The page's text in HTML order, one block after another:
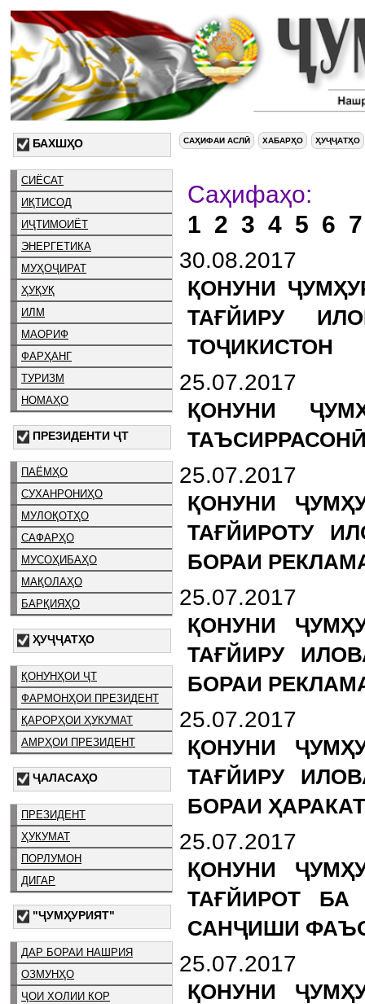
БАХШҲО
СИЁСАТ
ИҚТИСОД
ИҶТИМОИЁТ
ЭНЕРГЕТИКА
МУҲОҶИРАТ
ҲУҚУҚ
ИЛМ
МАОРИФ
ФАРҲАНГ
ТУРИЗМ
НОМАҲО
ПРЕЗИДЕНТИ ҶТ
ПАЁМҲО
СУХАНРОНИҲО
МУЛОҚОТҲО
САФАРҲО
МУСОҲИБАҲО
МАҚОЛАҲО
БАРҚИЯҲО
ҲУҶҶАТҲО
ҚОНУНҲОИ ҶТ
ФАРМОНҲОИ ПРЕЗИДЕНТ
ҚАРОРҲОИ ҲУКУМАТ
АМРҲОИ ПРЕЗИДЕНТ
ҶАЛАСАҲО
ПРЕЗИДЕНТ
ҲУКУМАТ
ПОРЛУМОН
ДИГАР
"ҶУМҲУРИЯТ"
ДАР БОРАИ НАШРИЯ
ОЗМУНҲО
ҶОИ ХОЛИИ КОР
САҲИФАИ АСЛӢ ХАБАРҲО ҲУҶҶАТҲО
1 2 3 4 5 6 7
30.08.2017
ҚОНУНИ
ТАҒЙИРУ
ТОҶИКИСТОН
25.07.2017
ҚОНУНИ
25.07.2017
ҚОНУНИ
ТАҒЙИРОТУ
БОРАИ
25.07.2017
ҚОНУНИ
ТАҒЙИРУ
БОРАИ
25.07.2017
ҚОНУНИ
ТАҒЙИРУ
БОРАИ
25.07.2017
ҚОНУНИ
ТАҒЙИРОТ БА
САНҶИШИ
25.07.2017
ҚОНУНИ